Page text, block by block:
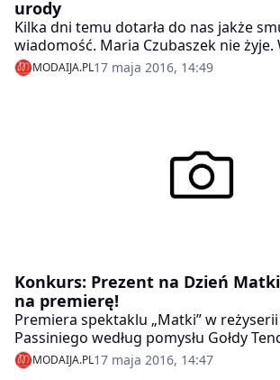
urody
Kilka dni temu dotarła do nas jakże
wiadomość. Maria Czubaszek nie żyje.
charakterystyczna postać, wybitna
pisarka i satyryczka, autorka tekstów
– zapewne wolałaby byśmy miast
radością. Bo oto dziś swoją oficjalną
najnowsza biografia – „Nienachalna z
MODAIJA.PL17 maja 2016, 14:49
Konkurs: Prezent na Dzień
na premierę!
Premiera spektaklu „Matki” w reżyserii
Passiniego według pomysłu Gołdy
Patrycji Dołowy odbędzie się z okazji
maja w Teatrze Żydowskim w
MODAIJA.PL17 maja 2016, 14:47